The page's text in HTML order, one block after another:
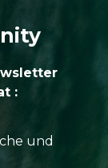
:
und